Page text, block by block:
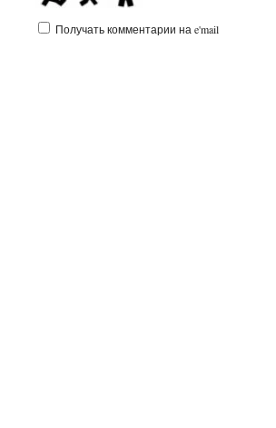
Получать комментарии на e'mail